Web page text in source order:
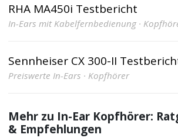
RHA MA450i Testbericht
In-Ears mit Kabelfernbedienung ·
Sennheiser CX 300-II
Preiswerte In-Ears · Kopfhörer
Mehr zu In-Ear Kopfhörer:
& Empfehlungen